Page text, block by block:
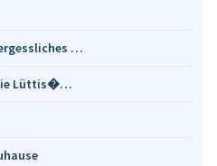
…
Lüttis�…